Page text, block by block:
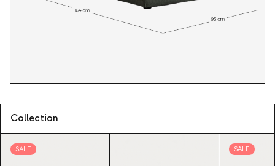
Collection
SALE SALE